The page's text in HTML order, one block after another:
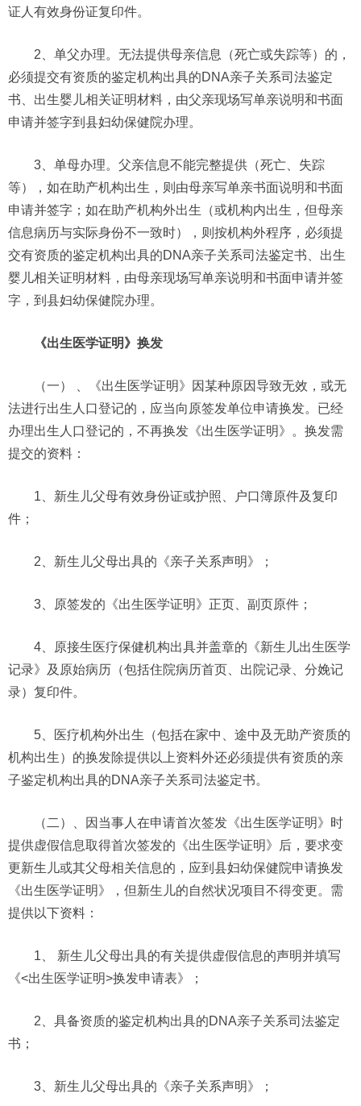
证人有效身份证复印件。
2、单父办理。无法提供母亲信息（死亡或失踪等）的，
必须提交有资质的鉴定机构出具的DNA亲子关系司法鉴定
书、出生婴儿相关证明材料，由父亲现场写单亲说明和书面
申请并签字到县妇幼保健院办理。
3、单母办理。父亲信息不能完整提供（死亡、失踪
等），如在助产机构出生，则由母亲写单亲书面说明和书面
申请并签字；如在助产机构外出生（或机构内出生，但母亲
信息病历与实际身份不一致时），则按机构外程序，必须提
交有资质的鉴定机构出具的DNA亲子关系司法鉴定书、出生
婴儿相关证明材料，由母亲现场写单亲说明和书面申请并签
字，到县妇幼保健院办理。
《出生医学证明》换发
（一） 、《出生医学证明》因某种原因导致无效，或无
法进行出生人口登记的，应当向原签发单位申请换发。已经
办理出生人口登记的，不再换发《出生医学证明》。换发需
提交的资料：
1、新生儿父母有效身份证或护照、户口簿原件及复印
件；
2、新生儿父母出具的《亲子关系声明》；
3、原签发的《出生医学证明》正页、副页原件；
4、原接生医疗保健机构出具并盖章的《新生儿出生医学
记录》及原始病历（包括住院病历首页、出院记录、分娩记
录）复印件。
5、医疗机构外出生（包括在家中、途中及无助产资质的
机构出生）的换发除提供以上资料外还必须提供有资质的亲
子鉴定机构出具的DNA亲子关系司法鉴定书。
（二）、因当事人在申请首次签发《出生医学证明》时
提供虚假信息取得首次签发的《出生医学证明》后，要求变
更新生儿或其父母相关信息的，应到县妇幼保健院申请换发
《出生医学证明》，但新生儿的自然状况项目不得变更。需
提供以下资料：
1、 新生儿父母出具的有关提供虚假信息的声明并填写
《<出生医学证明>换发申请表》；
2、具备资质的鉴定机构出具的DNA亲子关系司法鉴定
书；
3、新生儿父母出具的《亲子关系声明》；